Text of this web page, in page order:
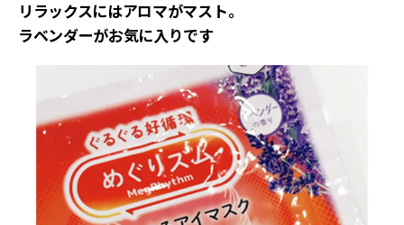
リラックスにはアロマがマスト。
ラベンダーがお気に入りです